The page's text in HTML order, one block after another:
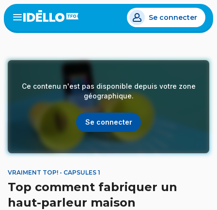
Aller
au
contenu
Open
menu
Se connecter
Ce contenu n'est pas disponible depuis votre zone
géographique.
Se connecter
VRAIMENT TOP! - CAPSULES 1
Top comment fabriquer un
haut-parleur maison